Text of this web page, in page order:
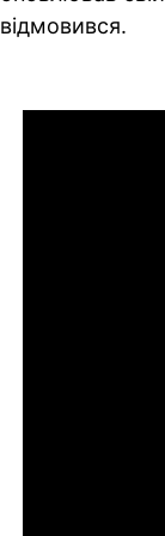
відмовився.